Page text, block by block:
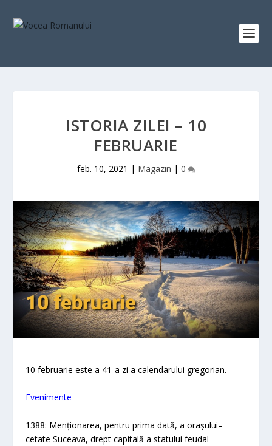
ISTORIA ZILEI – 10
FEBRUARIE
feb. 10, 2021 | Magazin | 0
10 februarie este a 41-a zi a calendarului gregorian.
Evenimente
1388: Menționarea, pentru prima dată, a orașului–
cetate Suceava, drept capitală a statului feudal